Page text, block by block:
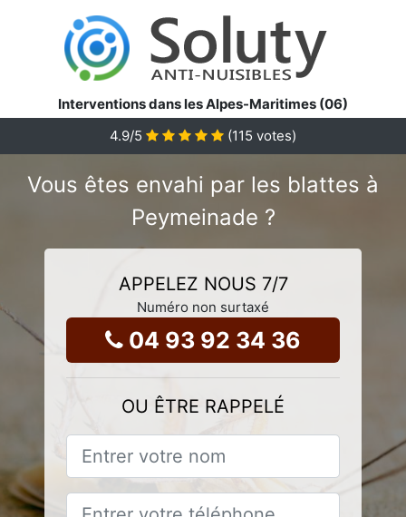
Interventions dans les Alpes-Maritimes (06)
4.9/5 (115 votes)
Vous êtes envahi par les blattes à
Peymeinade ?
APPELEZ NOUS 7/7
Numéro non surtaxé
04 93 92 34 36
OU ÊTRE RAPPELÉ